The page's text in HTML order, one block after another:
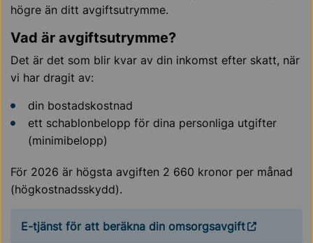
högre än ditt avgiftsutrymme.
Vad är avgiftsutrymme?
Det är det som blir kvar av din inkomst efter skatt, när
vi har dragit av:
din bostadskostnad
ett schablonbelopp för dina personliga utgifter
(minimibelopp)
För 2026 är högsta avgiften 2 660 kronor per månad
(högkostnadsskydd).
E-tjänst för att beräkna din omsorgsavgift